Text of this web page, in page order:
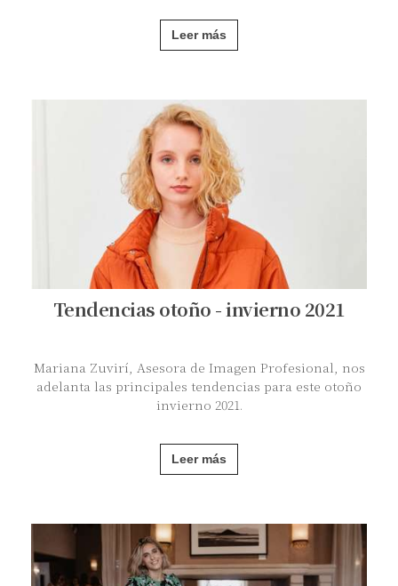
Leer más
Tendencias otoño - invierno 2021
Mariana Zuvirí, Asesora de Imagen Profesional, nos
adelanta las principales tendencias para este otoño
invierno 2021.
Leer más